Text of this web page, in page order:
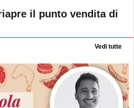
il punto vendita di
Vedi tutte